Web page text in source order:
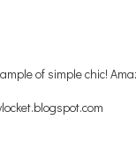
of simple chic!